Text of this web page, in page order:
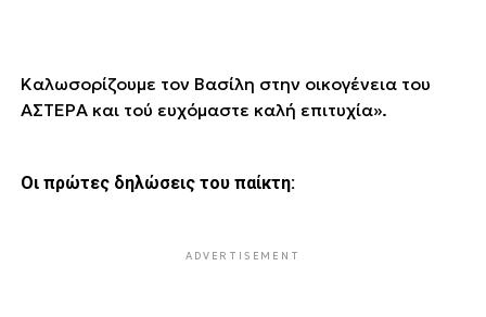
Καλωσορίζουμε τον Βασίλη στην οικογένεια του
ΑΣΤΕΡΑ και τού ευχόμαστε καλή επιτυχία».
Οι πρώτες δηλώσεις του παίκτη:
ADVERTISEMENT